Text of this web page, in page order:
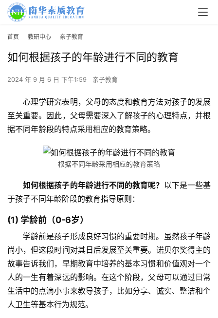
首页 教研中心 亲子教育
如何根据孩子的年龄进行不同的教育
2024 年 9 月 6 日 下午1:59 亲子教育
心理学研究表明，父母的态度和教育方法对孩子的发展
至关重要。因此，父母需要深入了解孩子的心理特点，并根
据不同年龄段的特点采用相应的教育策略。
根据不同年龄采用相应的教育策略
如何根据孩子的年龄进行不同的教育呢？ 以下是一些基
于孩子不同年龄阶段的教育指导原则：
(1) 学龄前（0-6岁）
学龄前是孩子形成良好习惯的重要时期。虽然孩子年龄
尚小，但这段时间对其日后发展至关重要。诺贝尔奖得主的
故事告诉我们，早期教育中培养的基本习惯和价值观对一个
人的一生有着深远的影响。在这个阶段，父母可以通过日常
生活中的点滴小事来教导孩子，比如分享、诚实、整洁和个
人卫生等基本行为规范。